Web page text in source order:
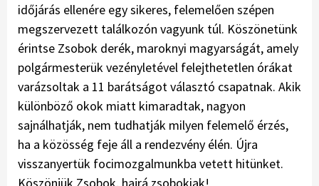
időjárás ellenére egy sikeres, felemelően szépen
megszervezett találkozón vagyunk túl. Köszönetünk
érintse Zsobok derék, maroknyi magyarságát, amely
polgármesterük vezényletével felejthetetlen órákat
varázsoltak a 11 barátságot választó csapatnak. Akik
különböző okok miatt kimaradtak, nagyon
sajnálhatják, nem tudhatják milyen felemelő érzés,
ha a közösség feje áll a rendezvény élén. Újra
visszanyertük focimozgalmunkba vetett hitünket.